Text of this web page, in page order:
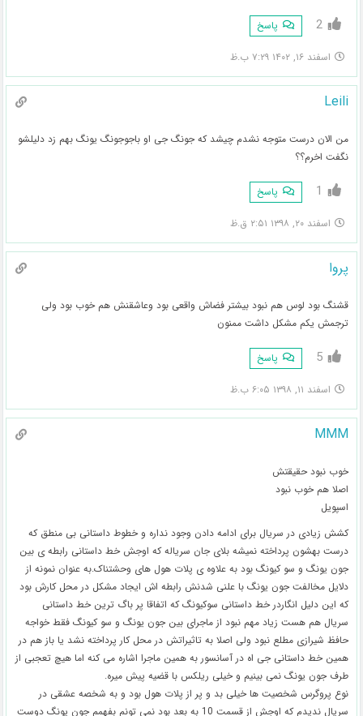
2 پاسخ
اسفند ۱۶, ۱۴۰۲ ۷:۲۹ ب.ظ
Leili
من الان درست متوجه نشدم چیشد که جونگ جی او باجوجونگ یونگ بهم زد دلیلشو
نگفت اخرم؟؟
1 پاسخ
اسفند ۲۰, ۱۳۹۸ ۲:۵۱ ق.ظ
پروا
قشنگ بود لوس هم نبود بیشتر فضاش واقعی بود وعاشقنش هم خوب بود ولی
ترجمش یکم مشکل داشت ممنون
5 پاسخ
اسفند ۱۱, ۱۳۹۸ ۶:۰۵ ب.ظ
MMM
خوب نبود حقیقتش
اصلا هم خوب نبود
اسپویل
کشش زیادی در سریال برای ادامه دادن وجود نداره و خطوط داستانی بی منطق که
درست بهشون پرداخته نمیشه بلای جان سریاله که اوجش خط داستانی رابطه ی بین
جون یونگ و سو کیونگ بود به علاوه ی پلات هول های وحشتناک.به عنوان نمونه از
دلایل مخالفت جون یونگ با علنی شدنش رابطه اش ایجاد مشکل در محل کارش بود
که این دلیل انگاردر خط داستانی سوکیونگ که اتفاقا پر باگ ترین خط داستانی
سریال هم هست زیاد مهم نبود از ماجرای بین جون یونگ و سو کیونگ فقط خواجه
حافظ شیرازی مطلع نبود ولی اصلا به تاثیراتش در محل کار پرداخته نشد یا باز هم در
همین خط داستانی جی اه در آسانسور به همین ماجرا اشاره می کنه اما هیچ تعجبی از
طرف جون یونگ نمی بینیم و خیلی ریلکس با قضیه پیش میره.
نوع پروگرس شخصیت ها خیلی بد و پر از پلات هول بود و به شخصه عشقی در
سریال ندیدم که اوجش از قسمت 10 به بعد بود نمی تونم بفهمم جون یونگ دوست